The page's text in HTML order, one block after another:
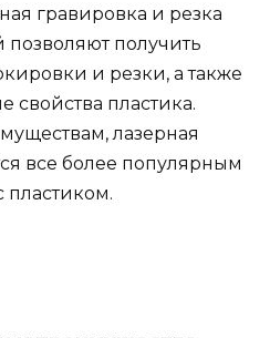
гравировка и резка
получить
и резки, а также
свойства пластика.
лазерная
все более популярным
пластиком.